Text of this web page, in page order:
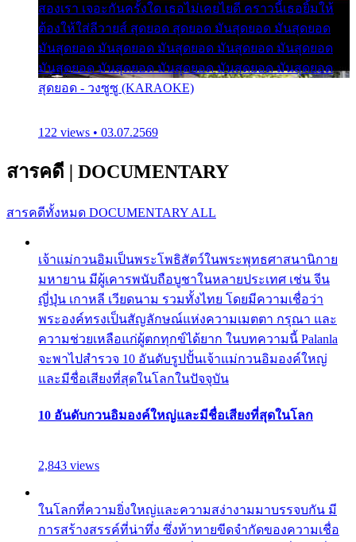
สองเรา เจอะกันครั้งใด เธอไม่เคยไยดี คราวนี้เธอยิ้มให้
ต้องให้ใส่ลีวายส์ สุดยอด สุดยอด มันสุดยอด มันสุดยอด
มันสุดยอด มันสุดยอด มันสุดยอด มันสุดยอด มันสุดยอด
มันสุดยอด มันสุดยอด มันสุดยอด มันสุดยอด มันสุดยอด
สุดยอด - วงซูซู (KARAOKE)
122 views • 03.07.2569
สารคดี | DOCUMENTARY
สารคดีทั้งหมด DOCUMENTARY ALL
เจ้าแม่กวนอิมเป็นพระโพธิสัตว์ในพระพุทธศาสนานิกาย
มหายาน มีผู้เคารพนับถือบูชาในหลายประเทศ เช่น จีน
ญี่ปุ่น เกาหลี เวียดนาม รวมทั้งไทย โดยมีความเชื่อว่า
พระองค์ทรงเป็นสัญลักษณ์แห่งความเมตตา กรุณา และ
ความช่วยเหลือแก่ผู้ตกทุกข์ได้ยาก ในบทความนี้ Palanla
จะพาไปสำรวจ 10 อันดับรูปปั้นเจ้าแม่กวนอิมองค์ใหญ่
และมีชื่อเสียงที่สุดในโลกในปัจจุบัน
10 อันดับกวนอิมองค์ใหญ่และมีชื่อเสียงที่สุดในโลก
2,843 views
ในโลกที่ความยิ่งใหญ่และความสง่างามมาบรรจบกัน มี
การสร้างสรรค์ที่น่าทึ่ง ซึ่งท้าทายขีดจำกัดของความเชื่อ